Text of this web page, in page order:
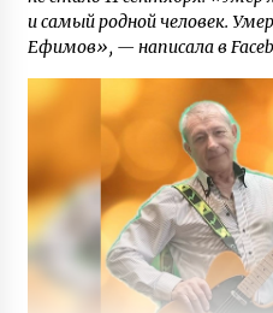
и самый родной человек.
Ефимов», — написала в